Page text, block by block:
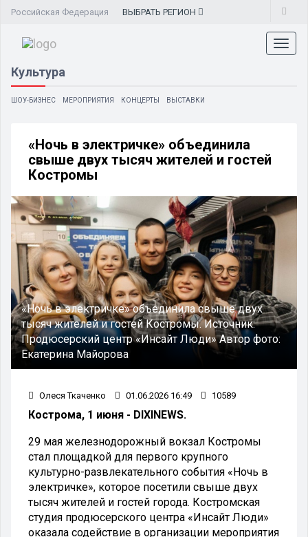
Российская Федерация ВЫБРАТЬ РЕГИОН
Культура
ШОУ-БИЗНЕС МЕРОПРИЯТИЯ КОНЦЕРТЫ ВЫСТАВКИ
«Ночь в электричке» объединила
свыше двух тысяч жителей и гостей
Костромы
«Ночь в электричке» объединила свыше двух
тысяч жителей и гостей Костромы.Источник:
Продюсерский центр «Инсайт Люди»Автор фото:
Екатерина Майорова
Олеся Ткаченко 01.06.2026 16:49 10589
Кострома, 1 июня - DIXINEWS.
29 мая железнодорожный вокзал Костромы
стал площадкой для первого крупного
культурно-развлекательного события «Ночь в
электричке», которое посетили свыше двух
тысяч жителей и гостей города. Костромская
студия продюсерского центра «Инсайт Люди»
оказала содействие в организации мероприятия